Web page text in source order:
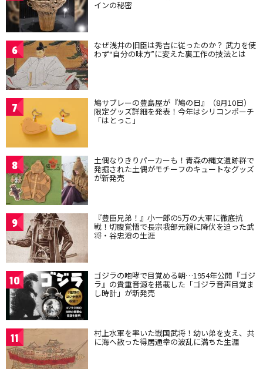
インの秘密
6 なぜ浅井の旧臣は秀吉に従ったのか？ 武力を使
わず“自分の味方”に変えた裏工作の技法とは
7 鳩サブレーの豊島屋が『鳩の日』（8月10日）
限定グッズ詳細を発表！今年はシリコンポーチ
「はとっこ」
8 土偶なりきりパーカーも！青森の縄文遺跡群で
発掘された土偶がモチーフのキュートなグッズ
が新発売
9 『豊臣兄弟！』小一郎の5万の大軍に徹底抗
戦！切腹覚悟で長宗我部元親に降伏を迫った武
将・谷忠澄の生涯
10 ゴジラの咆哮で目覚める朝…1954年公開『ゴジ
ラ』の貴重音源を搭載した「ゴジラ音声目覚ま
し時計」が新発売
11 村上水軍を率いた戦国武将！幼い弟を支え、共
に海へ散った得居通幸の波乱に満ちた生涯